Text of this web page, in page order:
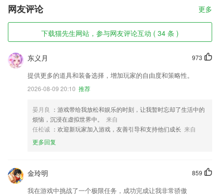
网友评论 更多
下载猫先生网站，参与网友评论互动 ( 34 条 )
973
东义月
提供更多的道具和装备选择，增加玩家的自由度和策略性。
2026-08-09 20:10 推荐
晏月良 ：游戏带给我放松和娱乐的时刻，让我暂时忘却了生活中的
烦恼，沉浸在虚拟世界中。
来自
任松诚 ：欢迎新玩家加入游戏，友善引导和支持他们成长 来自
更多回复
859
金玲明
我在游戏中挑战了一个极限任务，成功完成让我非常骄傲